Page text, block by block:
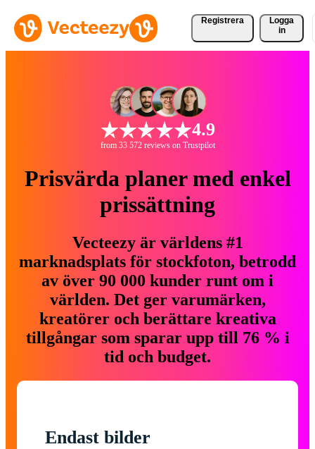
Registrera
Logga
in
4.9
from 33 572 reviews on Trustpilot
Prisvärda planer med enkel
prissättning
Vecteezy är världens #1
marknadsplats för stockfoton, betrodd
av över 90 000 kunder runt om i
världen. Det ger varumärken,
kreatörer och berättare kreativa
tillgångar som sparar upp till 76 % i
tid och budget.
Endast bilder